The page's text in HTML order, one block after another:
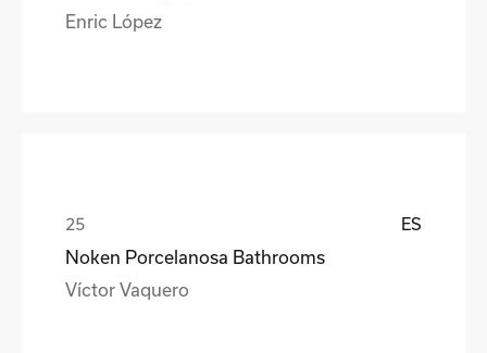
Enric López
ES
Noken Porcelanosa Bathrooms
Víctor Vaquero